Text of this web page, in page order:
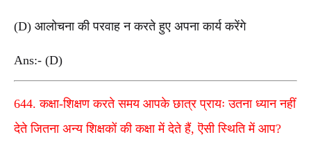
(D) आलोचना की परवाह न करते हुए अपना कार्य करेंगे
Ans:- (D)
644. कक्षा-शिक्षण करते समय आपके छात्र प्रायः उतना ध्यान नहीं
देते जितना अन्य शिक्षकों की कक्षा में देते हैं, ऎसी स्थिति में आप?